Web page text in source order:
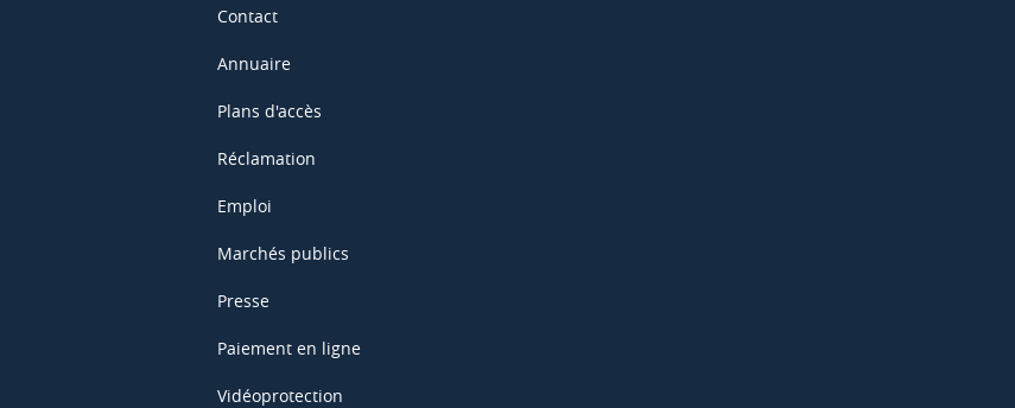
Contact
Annuaire
Plans d'accès
Réclamation
Emploi
Marchés publics
Presse
Paiement en ligne
Vidéoprotection